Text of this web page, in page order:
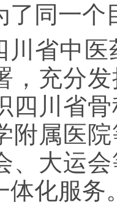
了同一个
川省中
，充分
四川省
附属医
、大运
体化服务